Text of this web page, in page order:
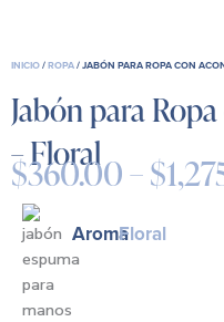
INICIO/ROPA/ JABÓN PARA ROPA CON
Jabón para
– Floral
$360.00–$
AromaFloral